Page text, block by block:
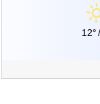
12°/